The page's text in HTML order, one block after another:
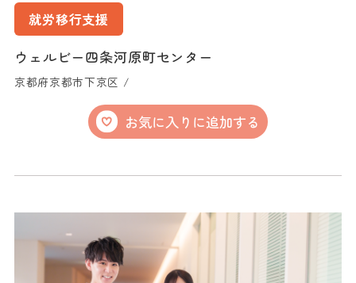
就労移行支援
ウェルビー四条河原町センター
京都府京都市下京区 /
お気に入りに追加する